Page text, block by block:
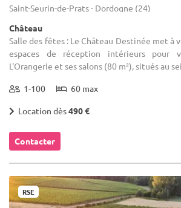
Saint-Seurin-de-Prats - Dordogne (24)
Château
Salle des fêtes : Le Château Destinée met à
espaces de réception intérieurs pour
L'Orangerie et ses salons (80 m²), situés au
1-100 60 max
Location dès490 €
Contacter
RSE